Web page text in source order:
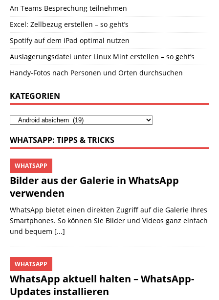
An Teams Besprechung teilnehmen
Excel: Zellbezug erstellen – so geht’s
Spotify auf dem iPad optimal nutzen
Auslagerungsdatei unter Linux Mint erstellen – so geht’s
Handy-Fotos nach Personen und Orten durchsuchen
KATEGORIEN
WHATSAPP: TIPPS & TRICKS
Bilder aus der Galerie in WhatsApp
verwenden
WHATSAPP
WhatsApp bietet einen direkten Zugriff auf die Galerie Ihres
Smartphones. So können Sie Bilder und Videos ganz einfach
und bequem [...]
WhatsApp aktuell halten – WhatsApp-
Updates installieren
WHATSAPP